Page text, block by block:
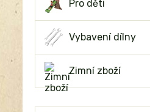
Pro děti
Vybavení dílny
Zimní zboží